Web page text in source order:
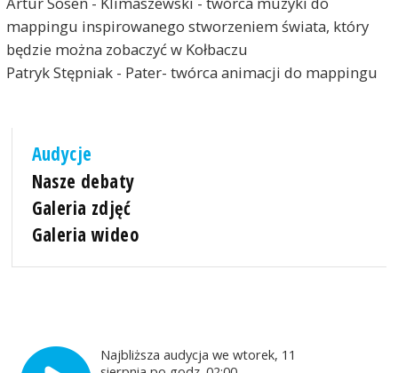
mappingu inspirowanego stworzeniem świata, który
będzie można zobaczyć w Kołbaczu
Patryk Stępniak - Pater- twórca animacji do mappingu
Audycje
Nasze debaty
Galeria zdjęć
Galeria wideo
Najbliższa audycja we wtorek, 11